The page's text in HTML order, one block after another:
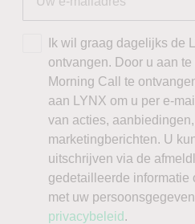
Ik wil graag dagelijks de
ontvangen. Door u aan
Morning Call te
aan LYNX om u per e-
van acties,
marketingberichten. U
uitschrijven via de
gedetailleerde informatie
met uw
privacybeleid .